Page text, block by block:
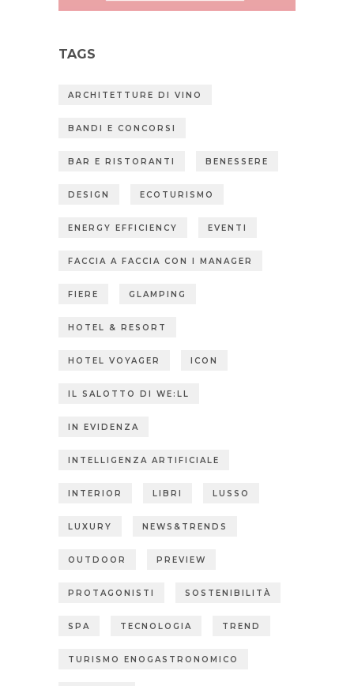
TAGS
ARCHITETTURE DI VINO
BANDI E CONCORSI
BAR E RISTORANTI BENESSERE
DESIGN ECOTURISMO
ENERGY EFFICIENCY EVENTI
FACCIA A FACCIA CON I MANAGER
FIERE GLAMPING
HOTEL & RESORT
HOTEL VOYAGER ICON
IL SALOTTO DI WE:LL
IN EVIDENZA
INTELLIGENZA ARTIFICIALE
INTERIOR LIBRI LUSSO
LUXURY NEWS&TRENDS
OUTDOOR PREVIEW
PROTAGONISTI SOSTENIBILITÀ
SPA TECNOLOGIA TREND
TURISMO ENOGASTRONOMICO